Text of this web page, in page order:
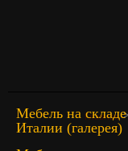
Мебель на
Италии (галерея)
Главная